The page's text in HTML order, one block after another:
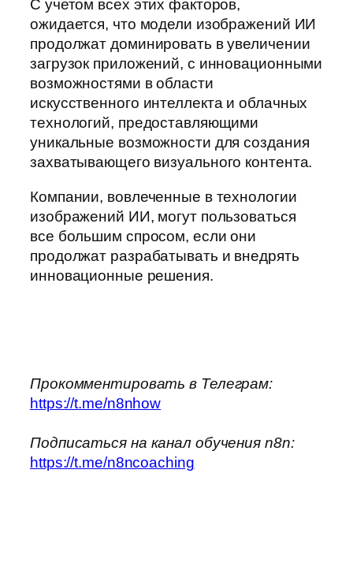
С учетом всех этих факторов,
ожидается, что модели изображений ИИ
продолжат доминировать в увеличении
загрузок приложений, с инновационными
возможностями в области
искусственного интеллекта и облачных
технологий, предоставляющими
уникальные возможности для создания
захватывающего визуального контента.
Компании, вовлеченные в технологии
изображений ИИ, могут пользоваться
все большим спросом, если они
продолжат разрабатывать и внедрять
инновационные решения.
Прокомментировать в Телеграм:
https://t.me/n8nhow
Подписаться на канал обучения n8n:
https://t.me/n8ncoaching